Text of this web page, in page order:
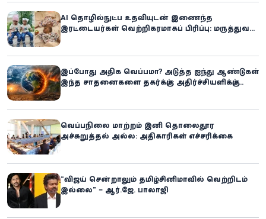
AI தொழில்நுட்ப உதவியுடன் இணைந்த
இரட்டையர்கள் வெற்றிகரமாகப் பிரிப்பு: மருத்துவ
இப்போது அதிக வெப்பமா? அடுத்த ஐந்து ஆண்டுகள்
இந்த சாதனைகளை தகர்க்கும்: அதிர்ச்சியளிக்கும்
வெப்பநிலை மாற்றம் இனி தொலைதூர
அச்சுறுத்தல் அல்ல: அதிகாரிகள் எச்சரிக்கை
“விஜய் சென்றாலும் தமிழ்சினிமாவில் வெற்றிடம்
இல்லை” – ஆர்.ஜே. பாலாஜி